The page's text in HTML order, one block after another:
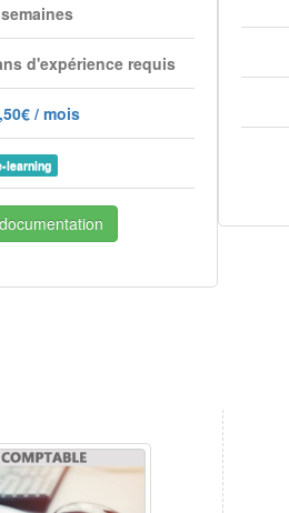
d'expérience requis
/ mois
learning